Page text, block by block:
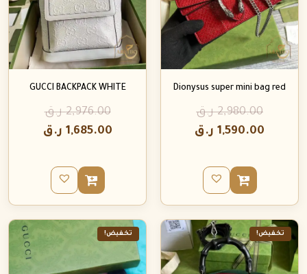
Dionysus super mini bag red
2,980.00 ر.ق
1,590.00 ر.ق
GUCCI BACKPACK WHITE
2,976.00 ر.ق
1,685.00 ر.ق
تخفيض! تخفيض!